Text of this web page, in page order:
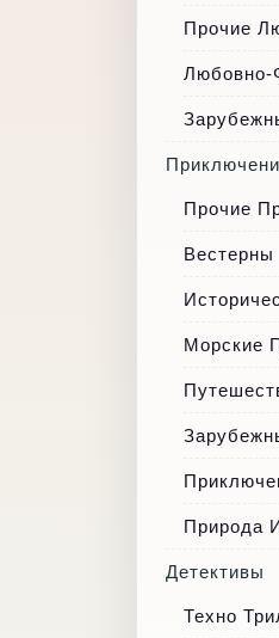
Прочие
Любовно-
Прочие
Вестерны
Морские
Природа
Детективы
Техно